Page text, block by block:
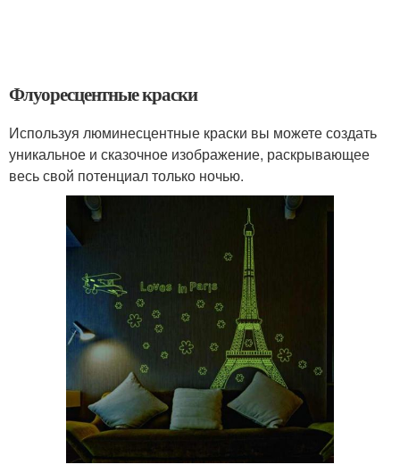
Флуоресцентные краски
Используя люминесцентные краски вы можете создать
уникальное и сказочное изображение, раскрывающее
весь свой потенциал только ночью.